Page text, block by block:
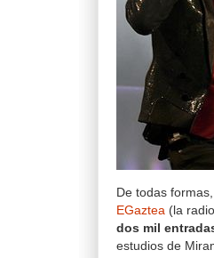
De todas
EGaztea (la
dos mil
estudios de